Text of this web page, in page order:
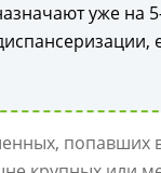
уже на